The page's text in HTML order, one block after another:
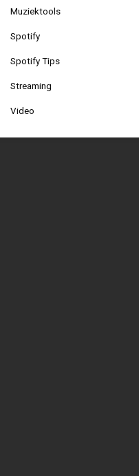
Muziektools
Spotify
Spotify Tips
Streaming
Video